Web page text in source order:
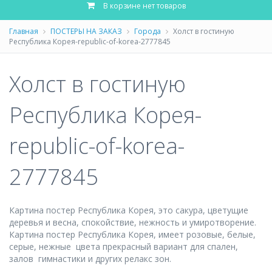
В корзине нет товаров
Главная ПОСТЕРЫ НА ЗАКАЗ Города
Холст в гостиную
Республика Корея-republic-of-korea-2777845
Холст в гостиную
Республика Корея-
republic-of-korea-
2777845
Картина постер Республика Корея, это сакура, цветущие
деревья и весна, спокойствие, нежность и умиротворение.
Картина постер Республика Корея, имеет розовые, белые,
серые, нежные цвета прекрасный вариант для спален,
залов гимнастики и других релакс зон.